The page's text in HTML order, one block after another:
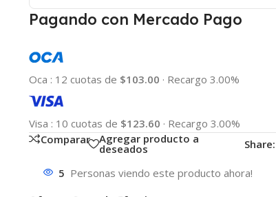
Pagando con Mercado Pago
Oca : 12 cuotas de $103.00 · Recargo 3.00%
Visa : 10 cuotas de $123.60 · Recargo 3.00%
Comparar
Agregar producto a
deseados Share:
5 Personas viendo este producto ahora!